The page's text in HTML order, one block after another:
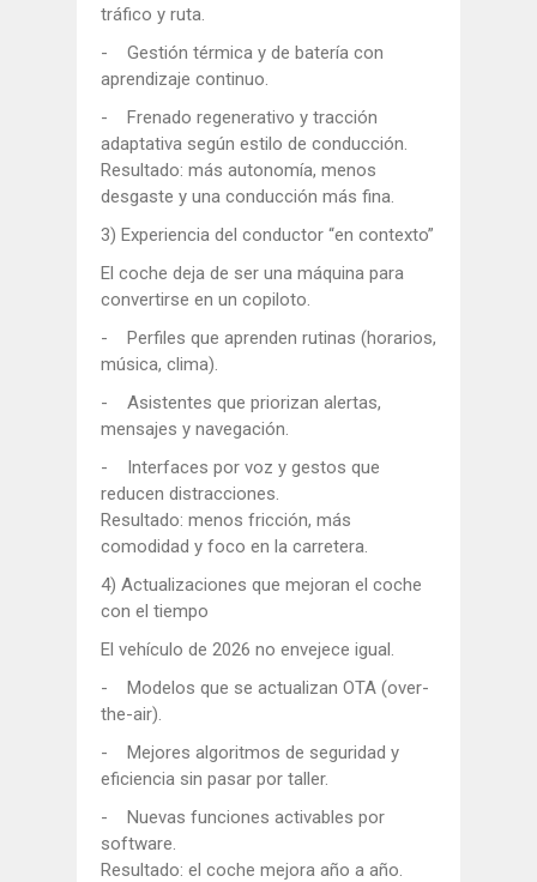
tráfico y ruta.
- Gestión térmica y de batería con
aprendizaje continuo.
- Frenado regenerativo y tracción
adaptativa según estilo de conducción.
Resultado: más autonomía, menos
desgaste y una conducción más fina.
3) Experiencia del conductor “en contexto”
El coche deja de ser una máquina para
convertirse en un copiloto.
- Perfiles que aprenden rutinas (horarios,
música, clima).
- Asistentes que priorizan alertas,
mensajes y navegación.
- Interfaces por voz y gestos que
reducen distracciones.
Resultado: menos fricción, más
comodidad y foco en la carretera.
4) Actualizaciones que mejoran el coche
con el tiempo
El vehículo de 2026 no envejece igual.
- Modelos que se actualizan OTA (over-
the-air).
- Mejores algoritmos de seguridad y
eficiencia sin pasar por taller.
- Nuevas funciones activables por
software.
Resultado: el coche mejora año a año.